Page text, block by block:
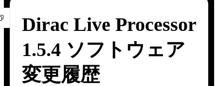
Dirac Live Processor
1.5.4 ソフトウェア
変更履歴